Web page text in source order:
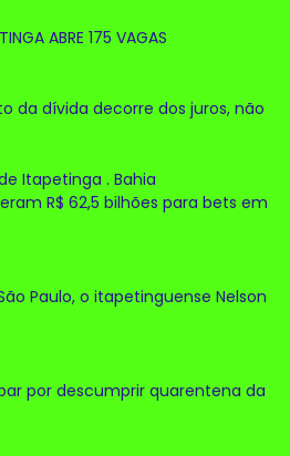
ABRE 175 VAGAS
da dívida decorre dos juros, não
de Itapetinga . Bahia
R$ 62,5 bilhões para bets em
Paulo, o itapetinguense Nelson
por descumprir quarentena da